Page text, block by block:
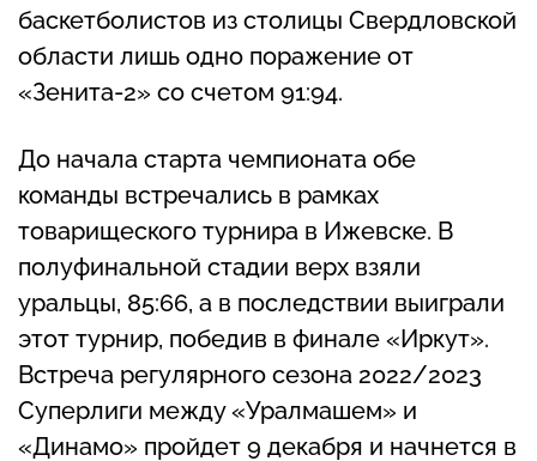
баскетболистов из столицы Свердловской
области лишь одно поражение от
«Зенита-2» со счетом 91:94.
До начала старта чемпионата обе
команды встречались в рамках
товарищеского турнира в Ижевске. В
полуфинальной стадии верх взяли
уральцы, 85:66, а в последствии выиграли
этот турнир, победив в финале «Иркут».
Встреча регулярного сезона 2022/2023
Суперлиги между «Уралмашем» и
«Динамо» пройдет 9 декабря и начнется в